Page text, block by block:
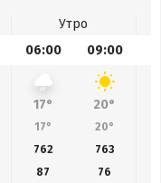
Утро
06:00 09:00
17° 20°
17° 20°
762 763
87 76